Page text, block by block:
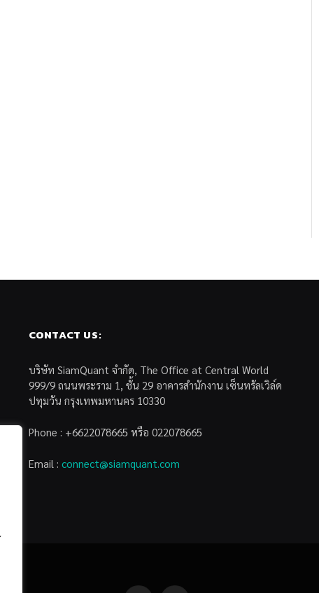
CONTACT US:
บริษัท SiamQuant จำกัด, The Office at Central World
999/9 ถนนพระราม 1, ชั้น 29 อาคารสำนักงาน เซ็นทรัลเวิล์ด
ปทุมวัน กรุงเทพมหานคร 10330
Phone : +6622078665 หรือ 022078665
Email : connect@siamquant.com